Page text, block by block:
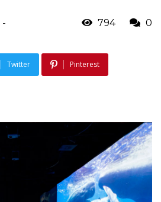
-
794 0
Twitter Pinterest